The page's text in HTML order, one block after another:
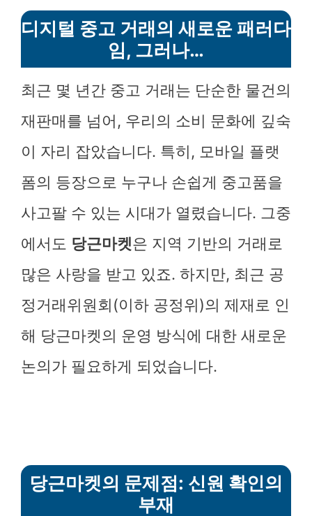
디지털 중고 거래의 새로운 패러다
임, 그러나…
최근 몇 년간 중고 거래는 단순한 물건의
재판매를 넘어, 우리의 소비 문화에 깊숙
이 자리 잡았습니다. 특히, 모바일 플랫
폼의 등장으로 누구나 손쉽게 중고품을
사고팔 수 있는 시대가 열렸습니다. 그중
에서도 당근마켓은 지역 기반의 거래로
많은 사랑을 받고 있죠. 하지만, 최근 공
정거래위원회(이하 공정위)의 제재로 인
해 당근마켓의 운영 방식에 대한 새로운
논의가 필요하게 되었습니다.
당근마켓의 문제점: 신원 확인의
부재